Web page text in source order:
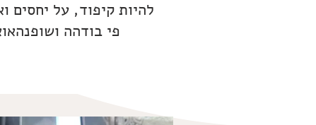
להיות קיפוד, על יחסים
פי בודהה